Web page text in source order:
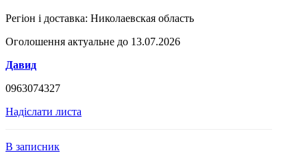
Регіон і доставка: Николаевская область
Оголошення актуальне до 13.07.2026
Давид
0963074327
Надіслати листа
В записник